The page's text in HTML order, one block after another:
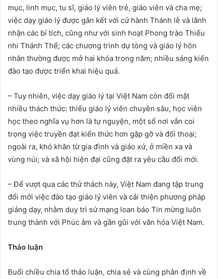
mục, linh mục, tu sĩ, giáo lý viên trẻ, giáo viên và cha mẹ;
việc dạy giáo lý được gắn kết với cử hành Thánh lễ và lãnh
nhận các bí tích, cũng như với sinh hoạt Phong trào Thiếu
nhi Thánh Thể; các chương trình dự tòng và giáo lý hôn
nhân thường được mở hai khóa trong năm; nhiều sáng kiến
đào tạo được triển khai hiệu quả.
– Tuy nhiên, việc dạy giáo lý tại Việt Nam còn đối mặt
nhiều thách thức: thiếu giáo lý viên chuyên sâu, học viên
học theo nghĩa vụ hơn là tự nguyện, một số nơi vẫn coi
trọng việc truyền đạt kiến thức hơn gặp gỡ và đối thoại;
ngoài ra, khó khăn từ gia đình và giáo xứ, ở miền xa và
vùng núi; và xã hội hiện đại cũng đặt ra yêu cầu đổi mới.
– Để vượt qua các thử thách này, Việt Nam đang tập trung
đổi mới việc đào tạo giáo lý viên và cải thiện phương pháp
giảng dạy, nhằm duy trì sứ mạng loan báo Tin mừng luôn
trung thành với Phúc âm và gần gũi với văn hóa Việt Nam.
Thảo luận
Buổi chiều chia tổ thảo luận, chia sẻ và cùng phân định về